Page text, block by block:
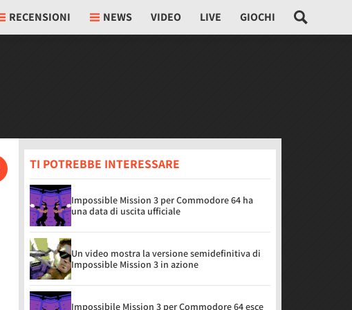
RECENSIONI NEWS VIDEO LIVE GIOCHI
TI POTREBBE INTERESSARE
Impossible Mission 3 per Commodore 64 ha
una data di uscita ufficiale
Un video mostra la versione semidefinitiva di
Impossible Mission 3 in azione
Impossibile Mission 3 per Commodore 64 esce